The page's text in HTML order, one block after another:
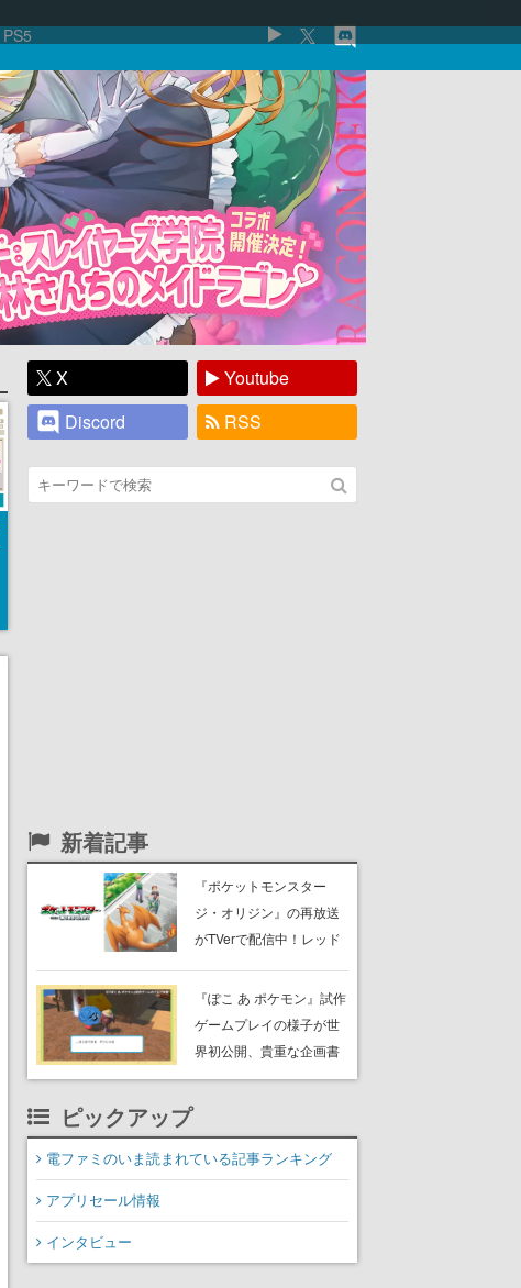
PS5
X
Youtube
Discord
RSS
新着記事
『ポケットモンスター
ジ・オリジン』の再放送
がTVerで配信中！レッド
公のオリジナルアニメ
『ぽこ あ ポケモン』試作
ゲームプレイの様子が世
界初公開、貴重な企画書
の一部も見れちゃう。ゲ
ゲームフリーク公式
YouTubeで公開中
ピックアップ
電ファミのいま読まれている記事ランキング
アプリセール情報
インタビュー